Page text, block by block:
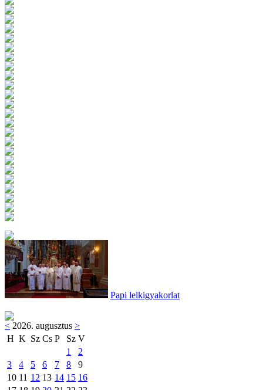
Papi lelkigyakorlat
< 2026. augusztus >
H K Sz Cs P Sz V
1
2
3
4 5 6 7 8
9
10 11 12 13 14 15 16